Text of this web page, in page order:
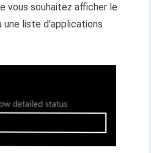
vous souhaitez afficher le
une liste d'applications